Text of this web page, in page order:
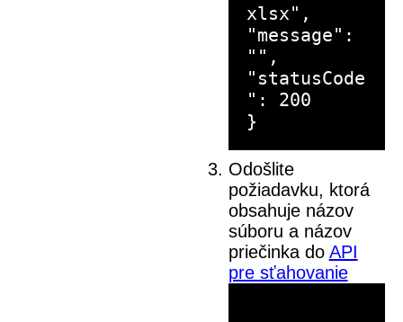
xlsx",
"message":
"",
"statusCode
": 200
Odošlite
požiadavku, ktorá
obsahuje názov
súboru a názov
priečinka do API
pre sťahovanie